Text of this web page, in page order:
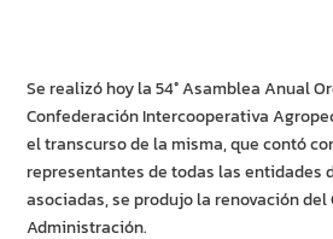
Se realizó hoy la 54° Asamblea Anual
Confederación Intercooperativa
el transcurso de la misma, que contó
representantes de todas las entidades
asociadas, se produjo la renovación del
Administración.